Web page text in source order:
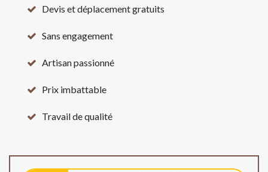
Devis et déplacement gratuits
Sans engagement
Artisan passionné
Prix imbattable
Travail de qualité